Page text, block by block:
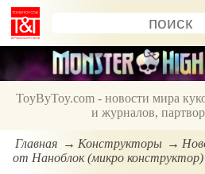
ToyByToy.com - новости мира
и журналов,
Главная Конструкторы
от Наноблок (микро конструктор)